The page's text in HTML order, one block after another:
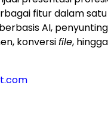
fitur dalam satu
AI,
konversifile,